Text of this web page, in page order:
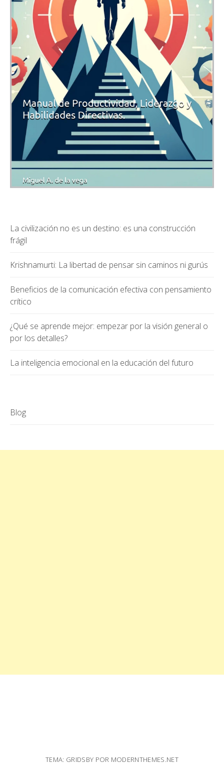
La civilización no es un destino: es una construcción
frágil
Krishnamurti: La libertad de pensar sin caminos ni gurús
Beneficios de la comunicación efectiva con pensamiento
crítico
¿Qué se aprende mejor: empezar por la visión general o
por los detalles?
La inteligencia emocional en la educación del futuro
Blog
TEMA: GRIDSBY POR MODERNTHEMES.NET